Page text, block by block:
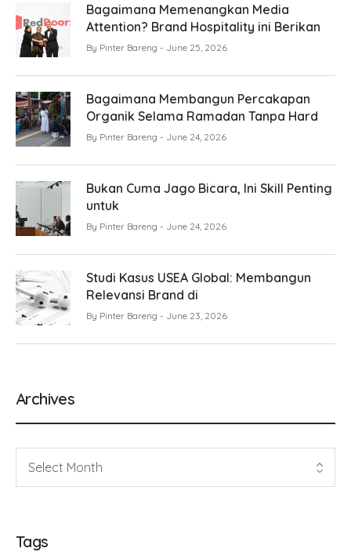
Bagaimana Memenangkan Media
Attention? Brand Hospitality ini Berikan
By Pinter Bareng June 25, 2026
Bagaimana Membangun Percakapan
Organik Selama Ramadan Tanpa Hard
By Pinter Bareng June 24, 2026
Bukan Cuma Jago Bicara, Ini Skill Penting
untuk
By Pinter Bareng June 24, 2026
Studi Kasus USEA Global: Membangun
Relevansi Brand di
By Pinter Bareng June 23, 2026
Archives
Tags